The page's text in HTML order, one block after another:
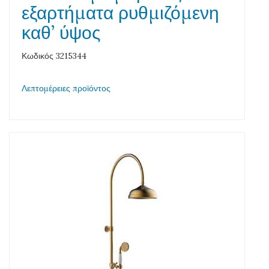
εξαρτήματα ρυθμιζόμενη
καθ’ ύψος
Κωδικός 3215344
Λεπτομέρειες προϊόντος